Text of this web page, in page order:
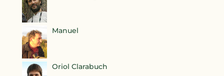
Manuel
Oriol Clarabuch